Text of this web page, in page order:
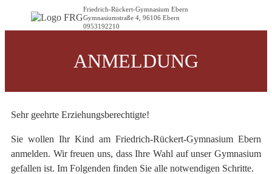
Friedrich-Rückert-Gymnasium Ebern
Gymnasiumstraße 4, 96106 Ebern
0953192210
ANMELDUNG
Sehr geehrte Erziehungsberechtigte!
Sie wollen Ihr Kind am Friedrich-Rückert-Gymnasium Ebern
anmelden. Wir freuen uns, dass Ihre Wahl auf unser Gymnasium
gefallen ist. Im Folgenden finden Sie alle notwendigen Schritte.